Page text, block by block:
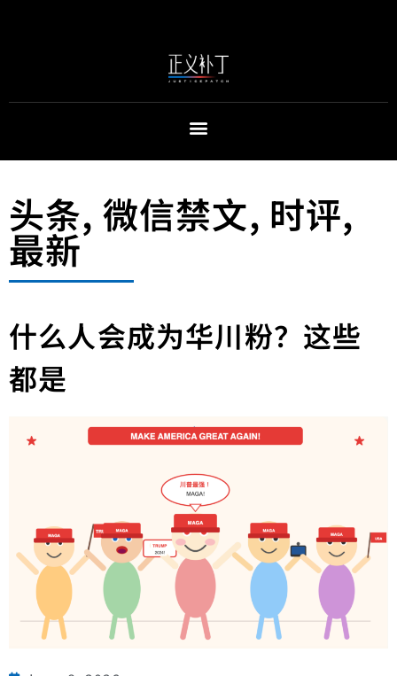
头条, 微信禁文, 时评,
最新
什么人会成为华川粉？这些
都是